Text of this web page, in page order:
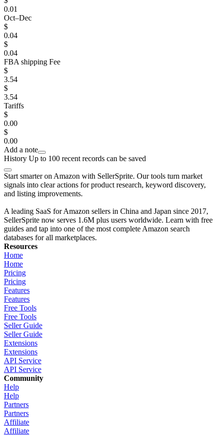
0.01
Oct–Dec
$
0.04
$
0.04
FBA shipping Fee
$
3.54
$
3.54
Tariffs
$
0.00
$
0.00
Add a note
History Up to 100 recent records can be saved
Start smarter on Amazon with SellerSprite. Our tools turn market
signals into clear actions for product research, keyword discovery,
and listing improvements.
A leading SaaS for Amazon sellers in China and Japan since 2017,
SellerSprite now serves 1.6M plus users worldwide. Learn with free
guides and tap into one of the most complete Amazon search
databases for all marketplaces.
Resources
Home
Home
Pricing
Pricing
Features
Features
Free Tools
Free Tools
Seller Guide
Seller Guide
Extensions
Extensions
API Service
API Service
Community
Help
Help
Partners
Partners
Affiliate
Affiliate